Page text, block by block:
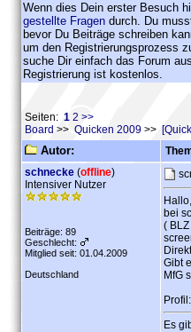
Wenn dies Dein erster Besuch
gestellte Fragen durch. Du
bevor Du Beiträge schreiben
um den Registrierungsprozess
suche Dir einfach das Forum
Registrierung ist kostenlos.
Seiten: 1 2 >>
Board >> Quicken 2009 >>
Autor:
schnecke (offline)
Intensiver Nutzer
Beiträge: 89
Geschlecht:
Mitglied seit: 01.04.2009
Deutschland
Hallo,
bei
(
Gibt
MfG
Es